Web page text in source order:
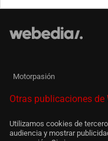
Motorpasión
Otras publicaciones de
Utilizamos cookies de
audiencia y mostrar